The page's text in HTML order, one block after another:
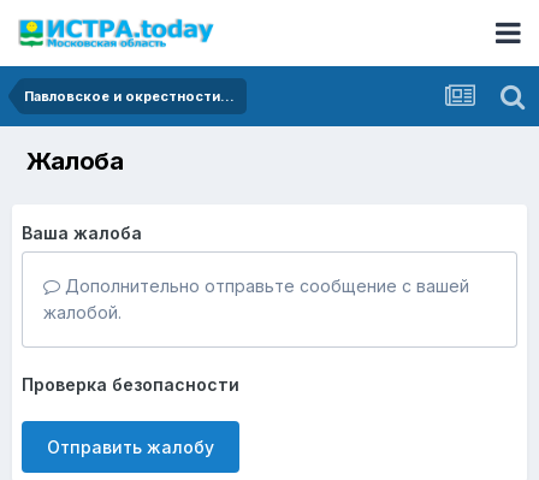
Павловское и окрестности...
Жалоба
Ваша жалоба
Дополнительно отправьте сообщение с вашей
жалобой.
Проверка безопасности
Отправить жалобу